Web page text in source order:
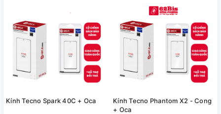
Kính Tecno Spark 40C + Oca
Kính Tecno Phantom X2 - Cong
+ Oca